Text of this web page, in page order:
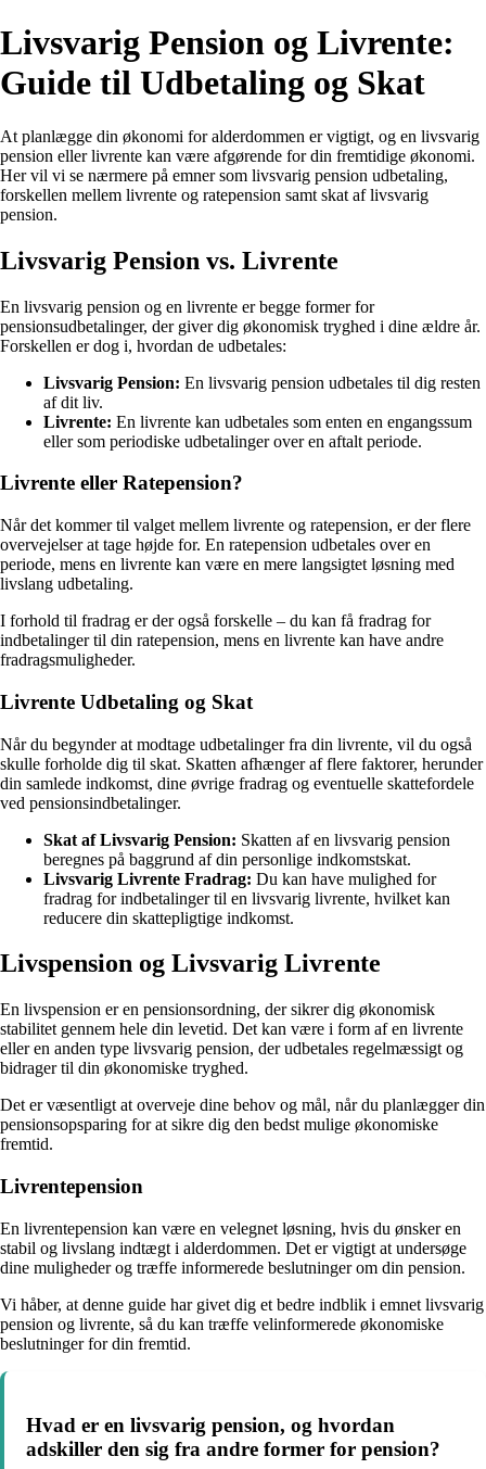
Livsvarig Pension og Livrente:
Guide til Udbetaling og Skat
At planlægge din økonomi for alderdommen er vigtigt, og en livsvarig
pension eller livrente kan være afgørende for din fremtidige økonomi.
Her vil vi se nærmere på emner som livsvarig pension udbetaling,
forskellen mellem livrente og ratepension samt skat af livsvarig
pension.
Livsvarig Pension vs. Livrente
En livsvarig pension og en livrente er begge former for
pensionsudbetalinger, der giver dig økonomisk tryghed i dine ældre år.
Forskellen er dog i, hvordan de udbetales:
Livsvarig Pension: En livsvarig pension udbetales til dig resten
af dit liv.
Livrente: En livrente kan udbetales som enten en engangssum
eller som periodiske udbetalinger over en aftalt periode.
Livrente eller Ratepension?
Når det kommer til valget mellem livrente og ratepension, er der flere
overvejelser at tage højde for. En ratepension udbetales over en
periode, mens en livrente kan være en mere langsigtet løsning med
livslang udbetaling.
I forhold til fradrag er der også forskelle – du kan få fradrag for
indbetalinger til din ratepension, mens en livrente kan have andre
fradragsmuligheder.
Livrente Udbetaling og Skat
Når du begynder at modtage udbetalinger fra din livrente, vil du også
skulle forholde dig til skat. Skatten afhænger af flere faktorer, herunder
din samlede indkomst, dine øvrige fradrag og eventuelle skattefordele
ved pensionsindbetalinger.
Skat af Livsvarig Pension: Skatten af en livsvarig pension
beregnes på baggrund af din personlige indkomstskat.
Livsvarig Livrente Fradrag: Du kan have mulighed for
fradrag for indbetalinger til en livsvarig livrente, hvilket kan
reducere din skattepligtige indkomst.
Livspension og Livsvarig Livrente
En livspension er en pensionsordning, der sikrer dig økonomisk
stabilitet gennem hele din levetid. Det kan være i form af en livrente
eller en anden type livsvarig pension, der udbetales regelmæssigt og
bidrager til din økonomiske tryghed.
Det er væsentligt at overveje dine behov og mål, når du planlægger din
pensionsopsparing for at sikre dig den bedst mulige økonomiske
fremtid.
Livrentepension
En livrentepension kan være en velegnet løsning, hvis du ønsker en
stabil og livslang indtægt i alderdommen. Det er vigtigt at undersøge
dine muligheder og træffe informerede beslutninger om din pension.
Vi håber, at denne guide har givet dig et bedre indblik i emnet livsvarig
pension og livrente, så du kan træffe velinformerede økonomiske
beslutninger for din fremtid.
Hvad er en livsvarig pension, og hvordan
adskiller den sig fra andre former for pension?